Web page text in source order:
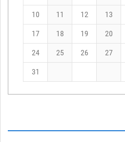
10 11 12 13
17 18 19 20
24 25 26 27
31